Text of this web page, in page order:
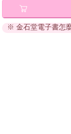
退換貨須知：
因版權保護，
※ 金石堂電子書怎